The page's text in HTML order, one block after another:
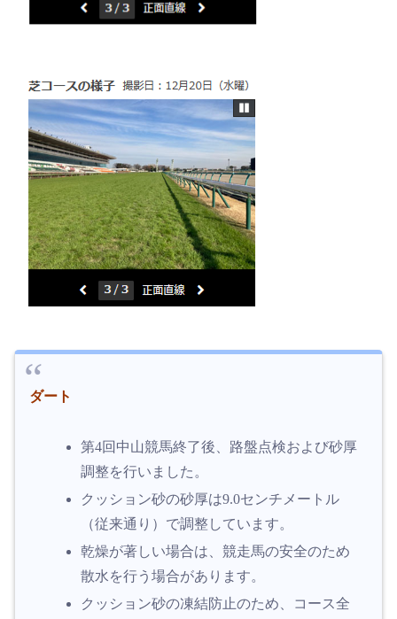
ダート
第4回中山競馬終了後、路盤点検および砂厚
調整を行いました。
クッション砂の砂厚は9.0センチメートル
（従来通り）で調整しています。
乾燥が著しい場合は、競走馬の安全のため
散水を行う場合があります。
クッション砂の凍結防止のため、コース全